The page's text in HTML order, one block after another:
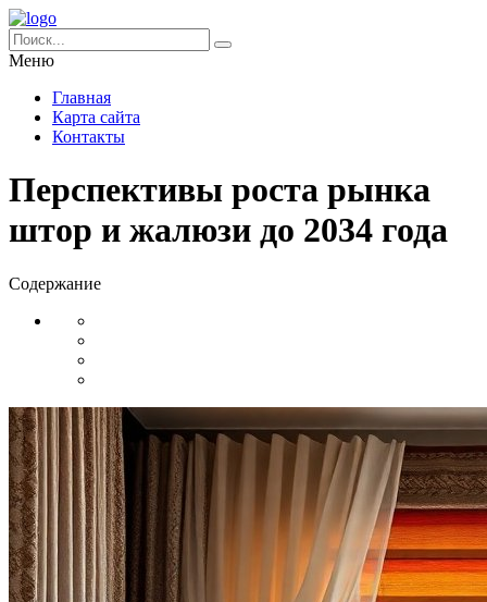
Меню
Главная
Карта сайта
Контакты
Перспективы роста рынка
штор и жалюзи до 2034 года
Содержание